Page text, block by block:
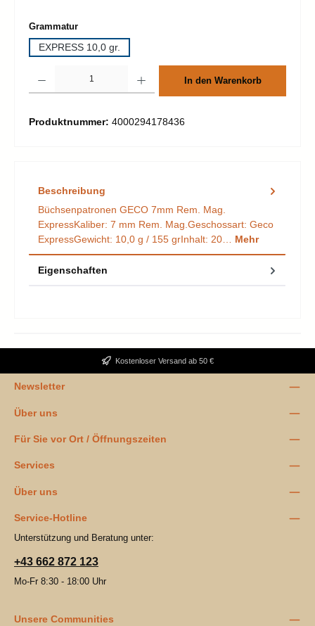
Grammaturauswählen
EXPRESS 10,0 gr.
In den Warenkorb
Produktnummer: 4000294178436
Beschreibung
Büchsenpatronen GECO 7mm Rem. Mag.
ExpressKaliber: 7 mm Rem. Mag.Geschossart: Geco
ExpressGewicht: 10,0 g / 155 grInhalt: 20… Mehr
Eigenschaften
Kostenloser Versand ab 50 €
Newsletter
Über uns
Für Sie vor Ort / Öffnungszeiten
Services
Über uns
Service-Hotline
Unterstützung und Beratung unter:
+43 662 872 123
Mo-Fr 8:30 - 18:00 Uhr
Unsere Communities